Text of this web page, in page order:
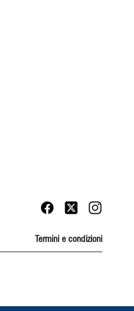
Termini e condizioni